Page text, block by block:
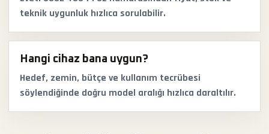
teknik uygunluk hızlıca sorulabilir.
Hangi cihaz bana uygun?
Hedef, zemin, bütçe ve kullanım tecrübesi
söylendiğinde doğru model aralığı hızlıca daraltılır.